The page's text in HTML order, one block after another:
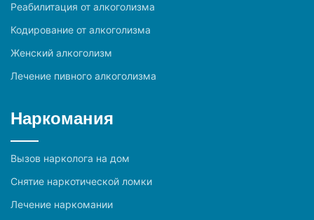
Реабилитация от алкоголизма
Кодирование от алкоголизма
Женский алкоголизм
Лечение пивного алкоголизма
Наркомания
Вызов нарколога на дом
Снятие наркотической ломки
Лечение наркомании